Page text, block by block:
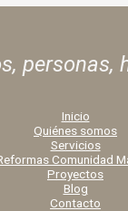
personas,
Inicio
Quiénes somos
Servicios
Comunidad
Proyectos
Blog
Contacto